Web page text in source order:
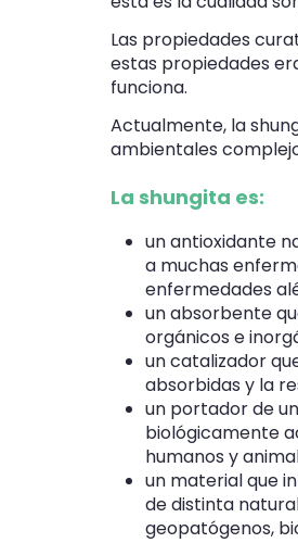
Las propiedades
estas propiedades
funciona.
Actualmente, la
ambientales
La shungita es:
un antioxidante
a muchas
enfermedades
un absorbente
orgánicos e
un catalizador
absorbidas y la
un portador de
biológicamente
humanos y
un material que
de distinta
geopatógenos,